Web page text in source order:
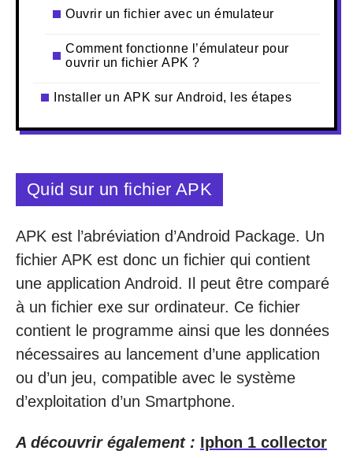
Ouvrir un fichier avec un émulateur
Comment fonctionne l’émulateur pour
ouvrir un fichier APK ?
Installer un APK sur Android, les étapes
Quid sur un fichier APK
APK est l’abréviation d’Android Package. Un
fichier APK est donc un fichier qui contient
une application Android. Il peut être comparé
à un fichier exe sur ordinateur. Ce fichier
contient le programme ainsi que les données
nécessaires au lancement d’une application
ou d’un jeu, compatible avec le système
d’exploitation d’un Smartphone.
A découvrir également : Iphon 1 collector